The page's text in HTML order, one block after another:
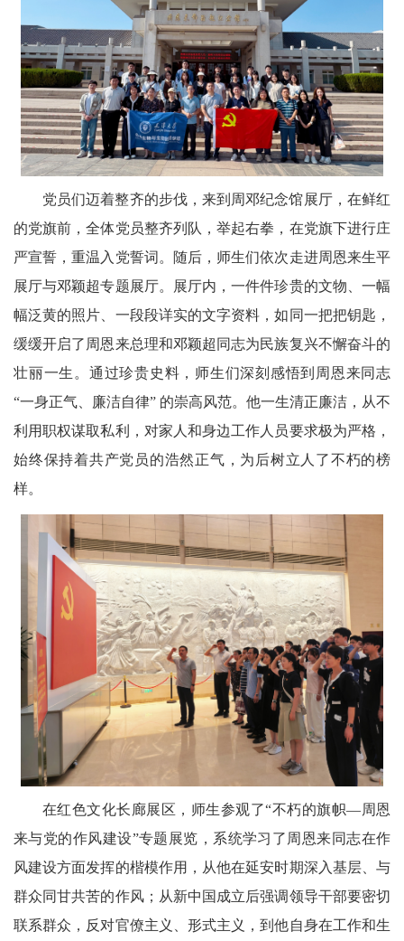
党员们迈着整齐的步伐，来到周邓纪念馆展厅，在鲜红
的党旗前，全体党员整齐列队，举起右拳，在党旗下进行庄
严宣誓，重温入党誓词。随后，师生们依次走进周恩来生平
展厅与邓颖超专题展厅。展厅内，一件件珍贵的文物、一幅
幅泛黄的照片、一段段详实的文字资料，如同一把把钥匙，
缓缓开启了周恩来总理和邓颖超同志为民族复兴不懈奋斗的
壮丽一生。通过珍贵史料，师生们深刻感悟到周恩来同志
“一身正气、廉洁自律” 的崇高风范。他一生清正廉洁，从不
利用职权谋取私利，对家人和身边工作人员要求极为严格，
始终保持着共产党员的浩然正气，为后树立人了不朽的榜
样。
在红色文化长廊展区，师生参观了“不朽的旗帜—周恩
来与党的作风建设”专题展览，系统学习了周恩来同志在作
风建设方面发挥的楷模作用，从他在延安时期深入基层、与
群众同甘共苦的作风；从新中国成立后强调领导干部要密切
联系群众，反对官僚主义、形式主义，到他自身在工作和生